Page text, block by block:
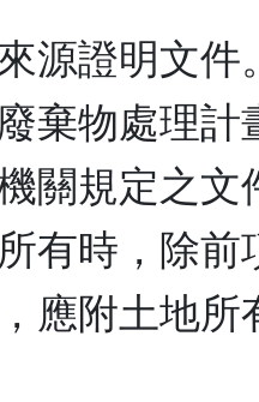
源證明文件
棄物處理計
關規定之文
有時，除前
應附土地所